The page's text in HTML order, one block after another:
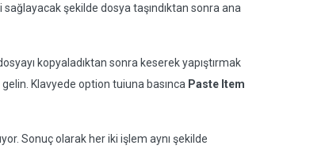
sağlayacak şekilde dosya taşındıktan sonra ana
kopyaladıktan sonra keserek yapıştırmak
Klavyede option tuiuna basınca Paste Item
Sonuç olarak her iki işlem aynı şekilde